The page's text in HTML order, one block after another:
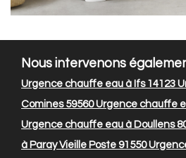
Nous intervenons
Urgence chauffe eau à Ifs 14123
Comines 59560Urgence chauffe
Urgence chauffe eau à Doullens
à Paray Vieille Poste 91550